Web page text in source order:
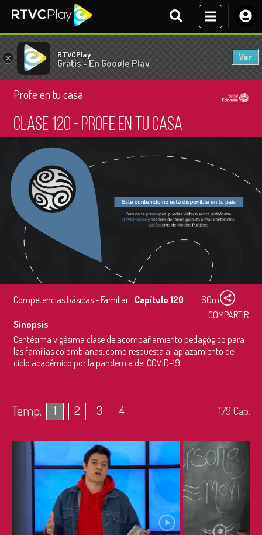
× RTVCPlay
Gratis - En Google Play
Ver
Profe en tu casa
Clase 120 - Profe en tu casa
Competencias básicas - Familiar Capítulo 120
60m
COMPARTIR
Sinopsis
Centésima vigésima clase de acompañamiento pedagógico para
las familias colombianas, como respuesta al aplazamiento del
ciclo académico por la pandemia del COVID-19.
Temp. 1 2 3 4 179 Cap.